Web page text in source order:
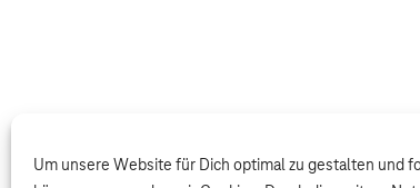
Um unsere Website für Dich optimal zu gestalten und